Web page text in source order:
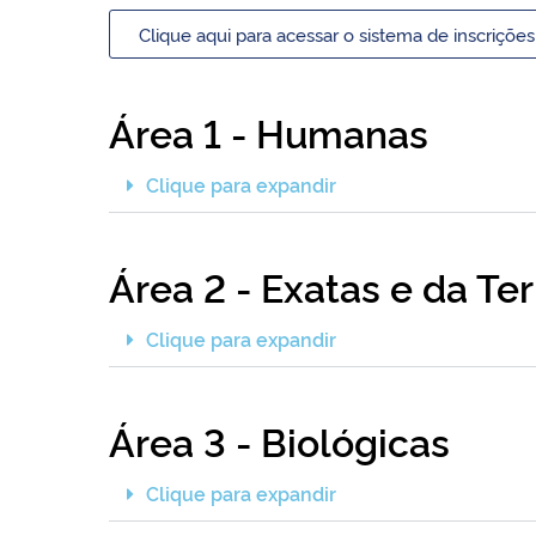
Clique aqui para acessar o sistema de inscrições
Área 1 - Humanas
Clique para expandir
Área 2 - Exatas e da
Clique para expandir
Área 3 - Biológicas
Clique para expandir